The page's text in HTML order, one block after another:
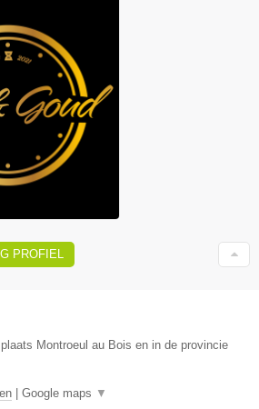
PROFIEL
Montroeul au Bois en in de provincie
| Google maps ▼